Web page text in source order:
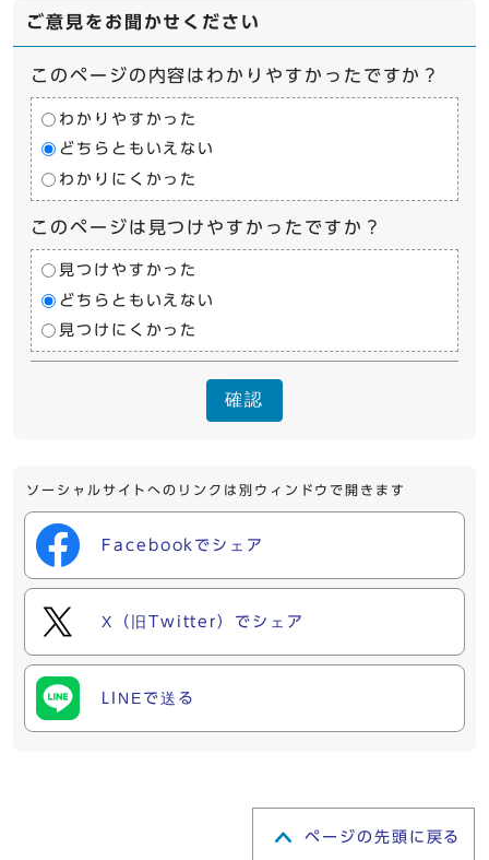
ご意見をお聞かせください
このページの内容はわかりやすかったですか？
わかりやすかった
どちらともいえない
わかりにくかった
このページは見つけやすかったですか？
見つけやすかった
どちらともいえない
見つけにくかった
確認
ソーシャルサイトへのリンクは別ウィンドウで開きます
Facebookでシェア
X（旧Twitter）でシェア
LINEで送る
ページの先頭に戻る